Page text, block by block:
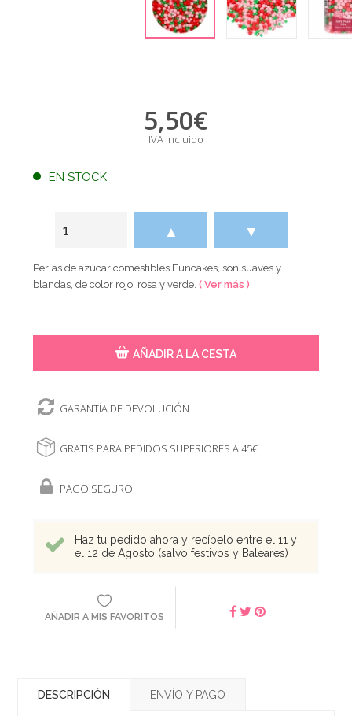
5,50€
IVA incluido
EN STOCK
▲ ▼
Perlas de azúcar comestibles Funcakes, son suaves y
blandas, de color rojo, rosa y verde.( Ver más )
AÑADIR A LA CESTA
GARANTÍA DE DEVOLUCIÓN
GRATIS PARA PEDIDOS SUPERIORES A 45€
PAGO SEGURO
Haz tu pedido ahora y recíbelo entre el 11 y
el 12 de Agosto (salvo festivos y Baleares)
AÑADIR A MIS FAVORITOS
DESCRIPCIÓN ENVÍO Y PAGO